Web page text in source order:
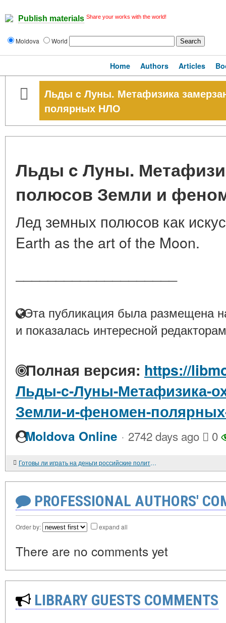
Publish materials Share your works with the world!
Moldova World
Home Authors Articles
Льды c Луны. Метафизика
полярных НЛО
Льды c Луны.
полюсов Земли и
Лед земных полюсов как
Earth as the art of the Moon.
Эта публикация была размещена
и показалась интересной
Полная версия: https://
Льды-c-Луны-Метафизика-
Земли-и-феномен-
Moldova Online · 2742 days ago 0
Готовы ли играть на деньги российские политики? Опрос на Красной площади о лотереях, покере, автоматах "Вулкан" и пр.
PROFESSIONAL AUTHORS'
Order by: expand all
There are no comments yet
LIBRARY GUESTS COMMENTS